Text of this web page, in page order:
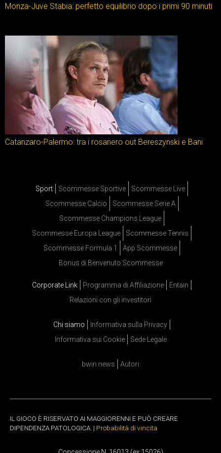
Monza-Juve Stabia: perfetto equilibrio dopo i primi 90 minuti
Catanzaro-Palermo: tra i rosanero out Bereszynski e Bani
Sport Scommesse Sportive
Scommesse Live
Scommesse Calcio
Scommesse Serie A
Scommesse Champions League
Scommesse Europa League
Scommesse Tennis
Scommesse Formula 1
App Scommesse
Bonus di Benvenuto Scommesse
Corporate Link Programma di Affiliazione
Entain
Relazioni con gli investitori
Chi siamo
Informativa sulla Privacy
Informativa sui Cookie
Sede Legale
bwin news Autori
IL GIOCO È RISERVATO AI MAGGIORENNI E PUÒ CREARE
DIPENDENZA PATOLOGICA. | Probabilità di vincita